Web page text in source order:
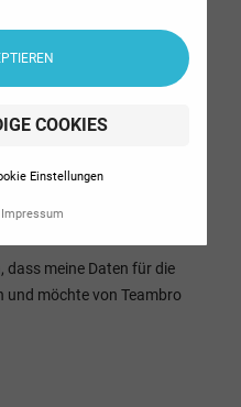
COOKIES
Einstellungen
Impressum
DATEI WÄHLEN
dass meine Daten für die
und möchte von Teambro